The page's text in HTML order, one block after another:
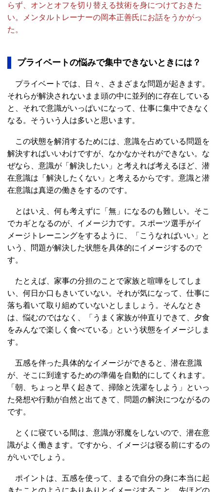
らず、オンとオフを切り替える技術を身につけておきた
い。メンタルトレーナーの岡本正善氏にお話をうかがっ
た。
プライベートの悩みで集中できないときには？
プライベートでは、日々、さまざまな問題が起きます。
それらが解決されないまま頭の中に並列的に存在している
と、それで意識がいっぱいになって、仕事に集中できなく
なる。そういう人は多いと思います。
この状態を解消するためには、意識を占めている問題を
解決すればいいわけですが、なかなかそれができない。な
ぜなら、意識が「解決したい」と考えれば考えるほど、潜
在意識は「解決したくない」と考えるからです。意識と潜
在意識は真逆の働きをするのです。
とはいえ、何も考えずに「無」になるのも難しい。そこ
でカギとなるのが、イメージ力です。スポーツ選手がイ
メージトレーニングをするように、「こうなればいい」と
いう、問題が解決した状態を具体的にイメージするので
す。
たとえば、家事の分担のことで家族と喧嘩をしてしま
い、何日か口もきいていない。それが気になって、仕事に
落ち着いて取り組めていないとしましょう。そんなとき
は、悩むのではなく、「うまく家族が仲直りできて、夕食
をみんなで楽しく食べている」という状態をイメージしま
す。
五感を伴った具体的なイメージができると、潜在意識
が、そこに到達するための準備を自動的にしてくれます。
「朝、ちょっと早く起きて、掃除と洗濯をしよう」といっ
た発想や行動が自然と出てきて、問題の解決につながるの
です。
とくに寝ている間は、意識が邪魔をしないので、潜在意
識がよく働きます。ですから、イメージは寝る前にするの
がいいでしょう。
ポイントは、五感を使って、まるで自分の身に本当に起
きたことのようにありありとイメージすること。先ほどの